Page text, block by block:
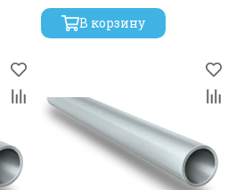
В корзину